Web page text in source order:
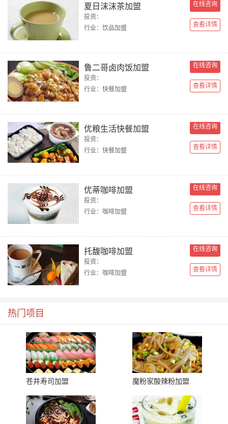
夏日沫沫茶加盟
投资：
行业：饮品加盟
在线咨询
查看详情
鲁二哥卤肉饭加盟
投资：
行业：快餐加盟
在线咨询
查看详情
优粮生活快餐加盟
投资：
行业：快餐加盟
在线咨询
查看详情
优蒂咖啡加盟
投资：
行业：咖啡加盟
在线咨询
查看详情
托馥咖啡加盟
投资：
行业：咖啡加盟
在线咨询
查看详情
热门项目
苍井寿司加盟 魔粉家酸辣粉加盟